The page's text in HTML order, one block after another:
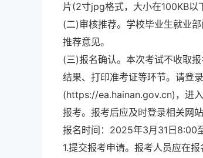
片(2寸jpg格式，大小在100KB以
(二)审核推荐。学校毕业生就业
推荐意见。
(三)报名确认。本次考试不收取
结果、打印准考证等环节。请登
(https://ea.hainan.gov.cn)，进
报考。报考后应及时登录相关网
报名时间：2025年3月31日8:00
1.提交报考申请。报考人员应在